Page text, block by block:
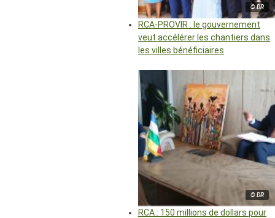
© DR
RCA-PROVIR : le gouvernement
veut accélérer les chantiers dans
les villes bénéficiaires
© DR
RCA : 150 millions de dollars pour